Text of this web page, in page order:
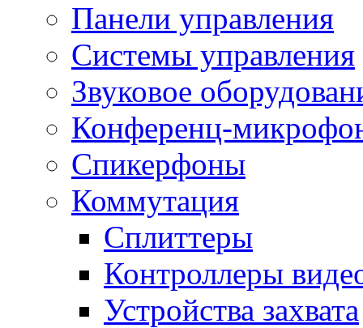
Панели управления
Системы управления
Звуковое
Конференц-
Спикерфоны
Коммутация
Сплиттеры
Контроллеры
Устройства захвата